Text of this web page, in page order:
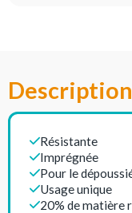
Résistante
Imprégnée
Pour le
Usage unique
20% de matière